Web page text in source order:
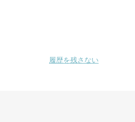
履歴を残さない